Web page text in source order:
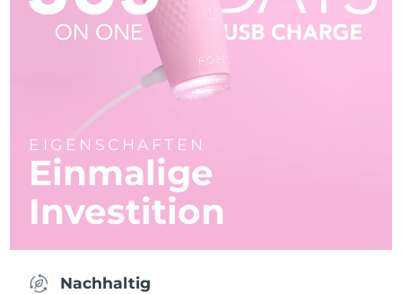
EIGENSCHAFTEN
Einmalige
Investition
Nachhaltig